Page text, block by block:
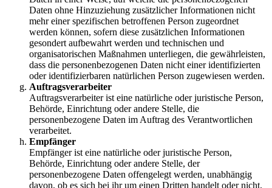
Daten ohne Hinzuziehung zusätzlicher Informationen nicht
mehr einer spezifischen betroffenen Person zugeordnet
werden können, sofern diese zusätzlichen Informationen
gesondert aufbewahrt werden und technischen und
organisatorischen Maßnahmen unterliegen, die gewährleisten,
dass die personenbezogenen Daten nicht einer identifizierten
oder identifizierbaren natürlichen Person zugewiesen werden.
Auftragsverarbeiter
Auftragsverarbeiter ist eine natürliche oder juristische Person,
Behörde, Einrichtung oder andere Stelle, die
personenbezogene Daten im Auftrag des Verantwortlichen
verarbeitet.
Empfänger
Empfänger ist eine natürliche oder juristische Person,
Behörde, Einrichtung oder andere Stelle, der
personenbezogene Daten offengelegt werden, unabhängig
davon, ob es sich bei ihr um einen Dritten handelt oder nicht.